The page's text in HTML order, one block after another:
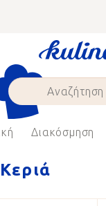
Διακόσμηση
Κεριά